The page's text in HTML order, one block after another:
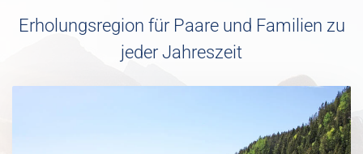
Erholungsregion für Paare und Familien zu
jeder Jahreszeit